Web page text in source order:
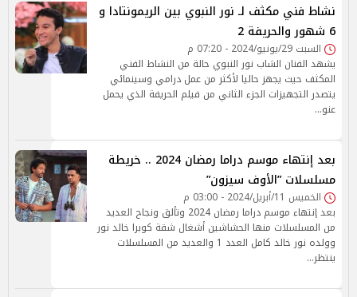
نشاط فني مكثف لـ نور النبوي بين الريمونتادا و
6 شهور والحريفة 2
السبت 29/يونيو/2024 - 07:20 م
يشهد الفنان الشاب نور النبوي حالة من النشاط الفني
المكثف حيث يجهز حاليا لأكثر من عمل درامي وسينمائي
يتصدر التجهيزات الجزء الثاني من فيلم الحريفة الذي يحمل
عنو…
بعد إنتهاء موسم دراما رمضان 2024 .. خريطة
مسلسلات ”الأوف سيزون”
الخميس 11/أبريل/2024 - 03:00 م
بعد إنتهاء موسم دراما رمضان 2024 وتألق ونجاح العديد
من المسلسلات منها الحشاشين أشغال شقة كوبرا خالد نور
وولده نور خالد كامل العدد 1 والعديد من المسلسلات
ينتظر…